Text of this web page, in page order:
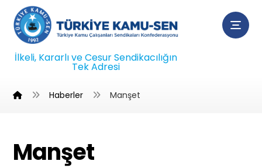
İlkeli, Kararlı ve Cesur Sendikacılığın
Tek Adresi
Haberler Manşet
Manşet